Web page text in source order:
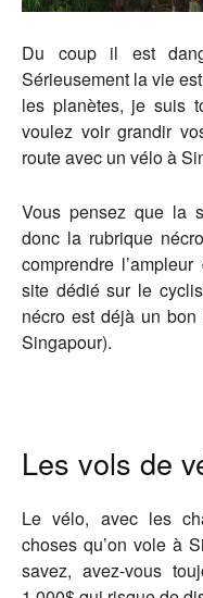
Du coup il est
Sérieusement la vie
les planètes, je suis
voulez voir grandir
route avec un vélo à
Vous pensez que la
donc la rubrique
comprendre
site dédié sur le
nécro est déjà un
Singapour).
Les vols de
Le vélo, avec les
choses qu’on vole à
savez, avez-vous